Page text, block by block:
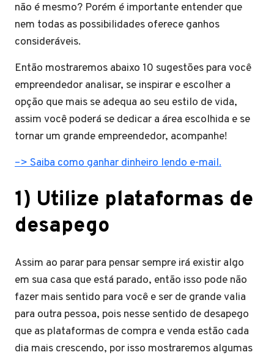
não é mesmo? Porém é importante entender que
nem todas as possibilidades oferece ganhos
consideráveis.
Então mostraremos abaixo 10 sugestões para você
empreendedor analisar, se inspirar e escolher a
opção que mais se adequa ao seu estilo de vida,
assim você poderá se dedicar a área escolhida e se
tornar um grande empreendedor, acompanhe!
–> Saiba como ganhar dinheiro lendo e-mail.
1) Utilize plataformas de
desapego
Assim ao parar para pensar sempre irá existir algo
em sua casa que está parado, então isso pode não
fazer mais sentido para você e ser de grande valia
para outra pessoa, pois nesse sentido de desapego
que as plataformas de compra e venda estão cada
dia mais crescendo, por isso mostraremos algumas